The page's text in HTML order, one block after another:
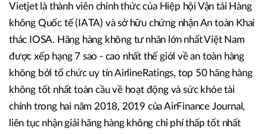
Vietjet là thành viên chính thức của Hiệp hội Vận tải Hàng
không Quốc tế (IATA) và sở hữu chứng nhận An toàn Khai
thác IOSA. Hãng hàng không tư nhân lớn nhất Việt Nam
được xếp hạng 7 sao - cao nhất thế giới về an toàn hàng
không bởi tổ chức uy tín AirlineRatings, top 50 hãng hàng
không tốt nhất toàn cầu về hoạt động và sức khỏe tài
chính trong hai năm 2018, 2019 của AirFinance Journal,
liên tục nhận giải hãng hàng không chi phí thấp tốt nhất